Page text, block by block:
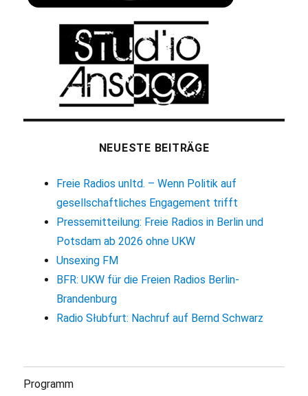
NEUESTE BEITRÄGE
Freie Radios unltd. – Wenn Politik auf
gesellschaftliches Engagement trifft
Pressemitteilung: Freie Radios in Berlin und
Potsdam ab 2026 ohne UKW
Unsexing FM
BFR: UKW für die Freien Radios Berlin-
Brandenburg
Radio Słubfurt: Nachruf auf Bernd Schwarz
Programm